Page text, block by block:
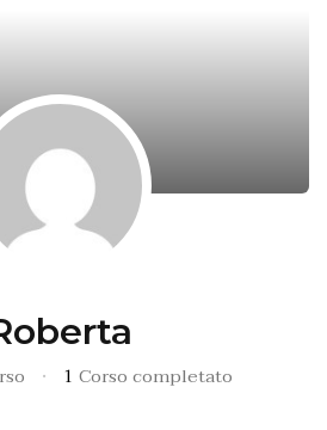
• 1 Corso completato